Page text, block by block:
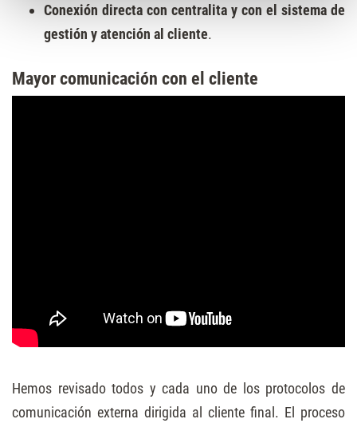
Conexión directa con centralita y con el sistema de
gestión y atención al cliente.
Mayor comunicación con el cliente
Hemos revisado todos y cada uno de los protocolos de
comunicación externa dirigida al cliente final. El proceso